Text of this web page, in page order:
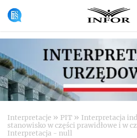
Interpretacje » PIT » Interpretacja
stanowisko w części prawidłowe i w
Interpretacja - null